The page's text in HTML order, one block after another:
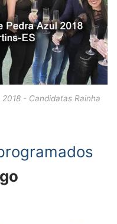
- Candidatas Rainha